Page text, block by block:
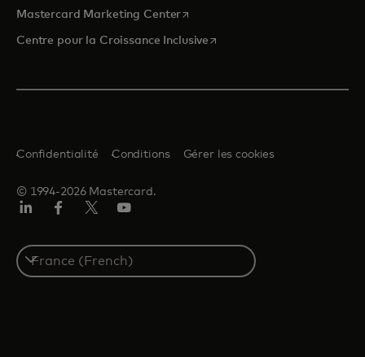
Mastercard Marketing Centers’ouvre dans un nouvel onglet
Centre pour la Croissance Inclusive s’ouvre dans un nouvel
© 1994-2026 Mastercard.
Confidentialité Conditions Gérer les cookies
Select
a
country